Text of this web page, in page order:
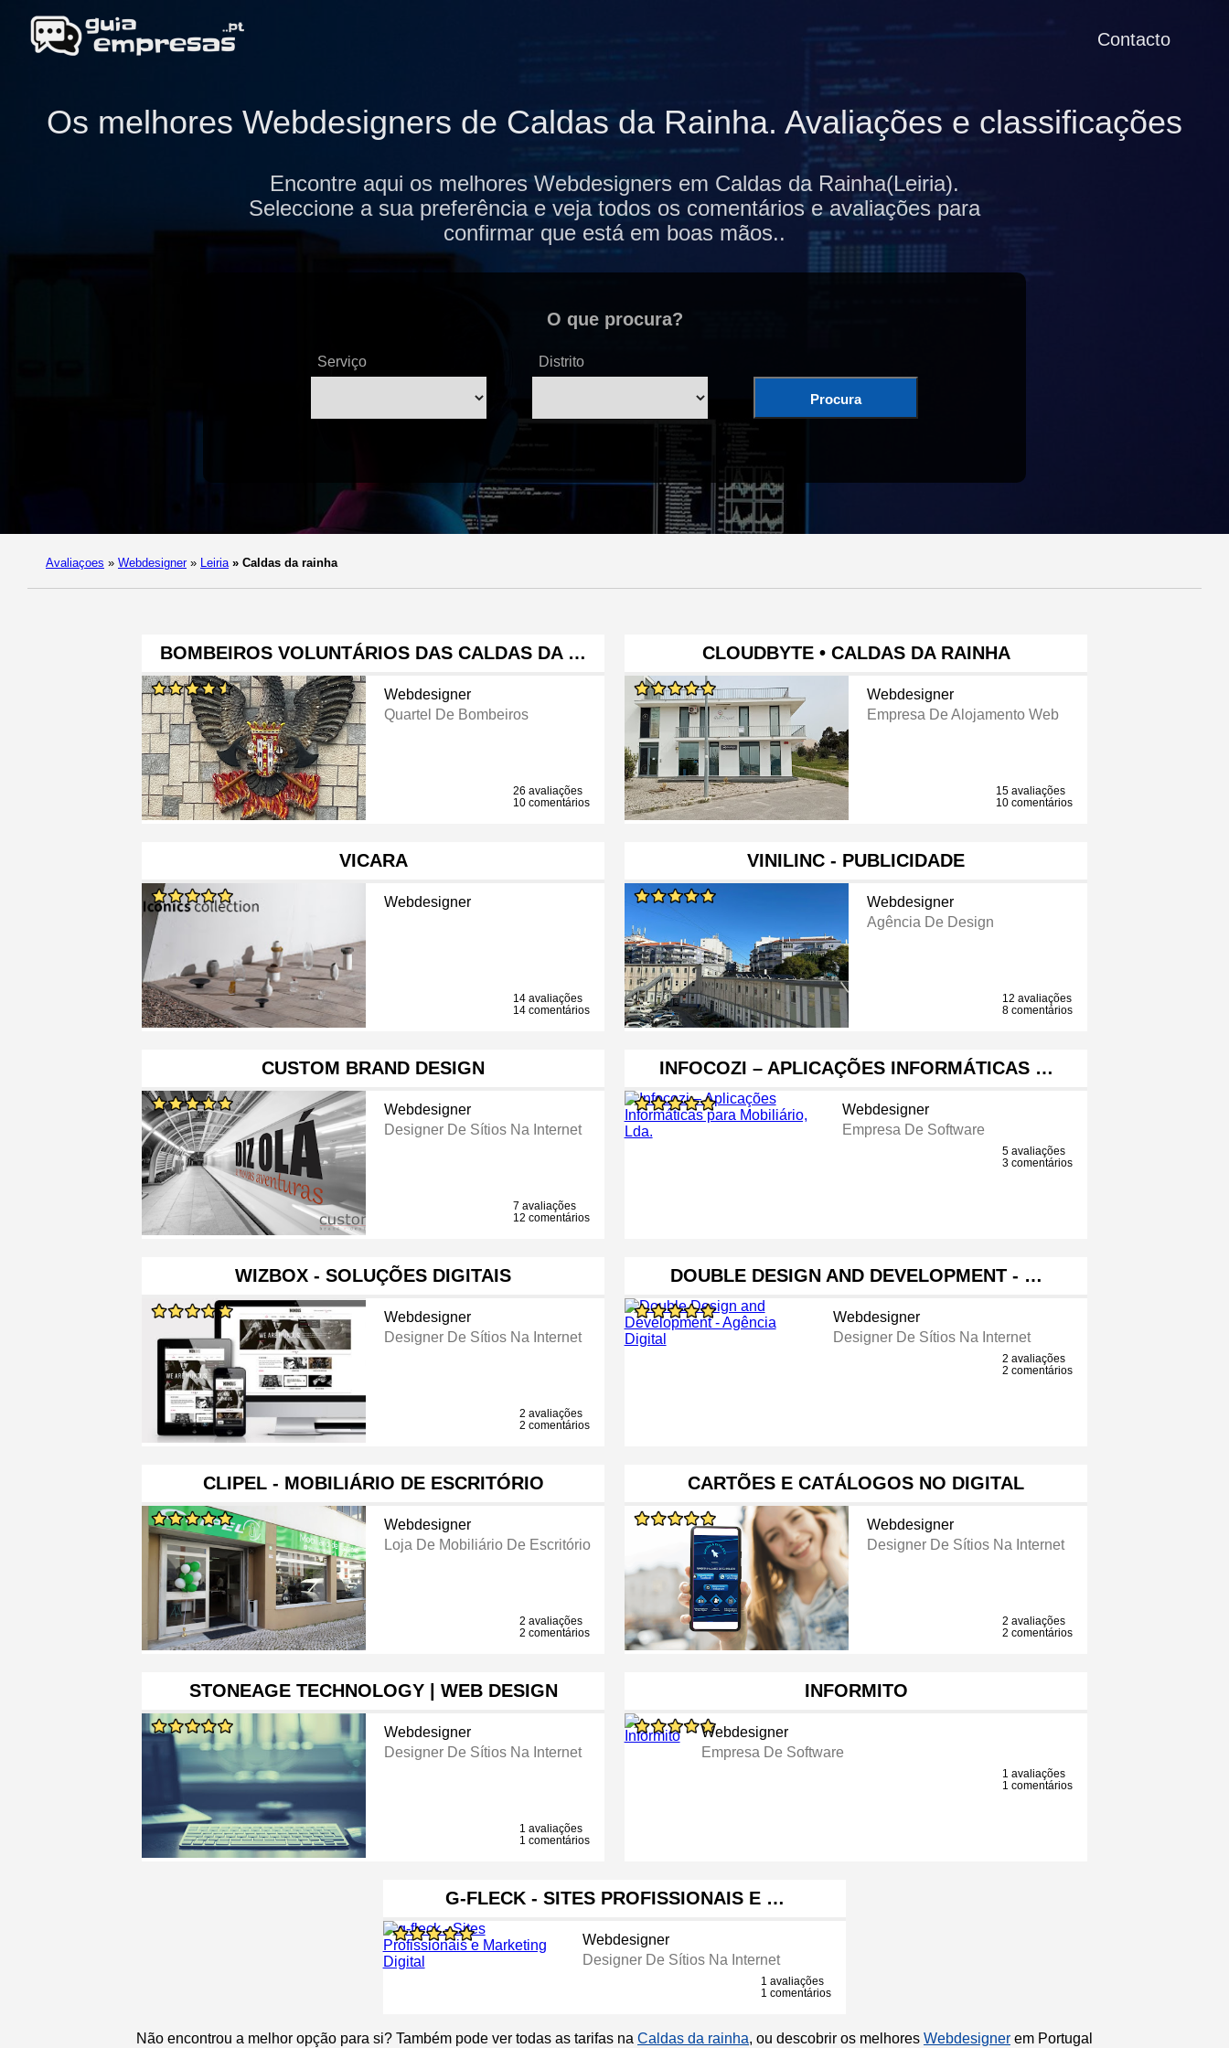
Contacto
Os melhores Webdesigners de Caldas da Rainha. Avaliações e classificações
Encontre aqui os melhores Webdesigners em Caldas da Rainha(Leiria).
Seleccione a sua preferência e veja todos os comentários e avaliações para
confirmar que está em boas mãos..
O que procura?
Serviço Distrito
Procura
Avaliaçoes » Webdesigner » Leiria » Caldas da rainha
BOMBEIROS VOLUNTÁRIOS DAS CALDAS DA …
Webdesigner
Quartel De Bombeiros
26 avaliações
10 comentários
CLOUDBYTE • CALDAS DA RAINHA
Webdesigner
Empresa De Alojamento Web
15 avaliações
10 comentários
VICARA
Webdesigner
14 avaliações
14 comentários
VINILINC - PUBLICIDADE
Webdesigner
Agência De Design
12 avaliações
8 comentários
CUSTOM BRAND DESIGN
Webdesigner
Designer De Sítios Na Internet
7 avaliações
12 comentários
INFOCOZI – APLICAÇÕES INFORMÁTICAS …
Webdesigner
Empresa De Software
5 avaliações
3 comentários
WIZBOX - SOLUÇÕES DIGITAIS
Webdesigner
Designer De Sítios Na Internet
2 avaliações
2 comentários
DOUBLE DESIGN AND DEVELOPMENT - …
Webdesigner
Designer De Sítios Na Internet
2 avaliações
2 comentários
CLIPEL - MOBILIÁRIO DE ESCRITÓRIO
Webdesigner
Loja De Mobiliário De Escritório
2 avaliações
2 comentários
CARTÕES E CATÁLOGOS NO DIGITAL
Webdesigner
Designer De Sítios Na Internet
2 avaliações
2 comentários
STONEAGE TECHNOLOGY | WEB DESIGN
Webdesigner
Designer De Sítios Na Internet
1 avaliações
1 comentários
INFORMITO
Webdesigner
Empresa De Software
1 avaliações
1 comentários
G-FLECK - SITES PROFISSIONAIS E …
Webdesigner
Designer De Sítios Na Internet
1 avaliações
1 comentários
Não encontrou a melhor opção para si? Também pode ver todas as tarifas na Caldas da rainha, ou descobrir os melhores Webdesigner em Portugal